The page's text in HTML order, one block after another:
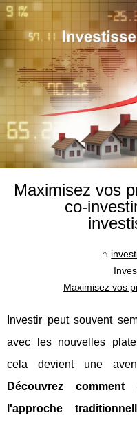
Maximisez vos
co-
Maximisez vos
Investir peut souvent
avec les nouvelles
cela devient une
Découvrez comment
l'approche